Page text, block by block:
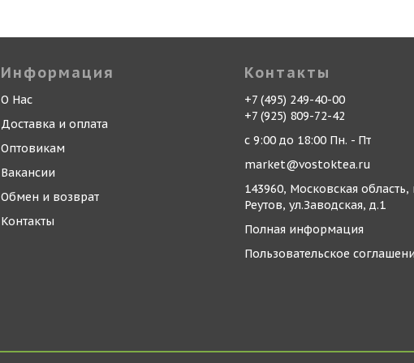
Информация
О Нас
Доставка и оплата
Оптовикам
Вакансии
Обмен и возврат
Контакты
Контакты
+7 (495) 249-40-00
+7 (925) 809-72-42
с 9:00 до 18:00 Пн. - Пт
market@vostoktea.ru
143960, Московская область,
Реутов, ул.Заводская, д.1
Полная информация
Пользовательское